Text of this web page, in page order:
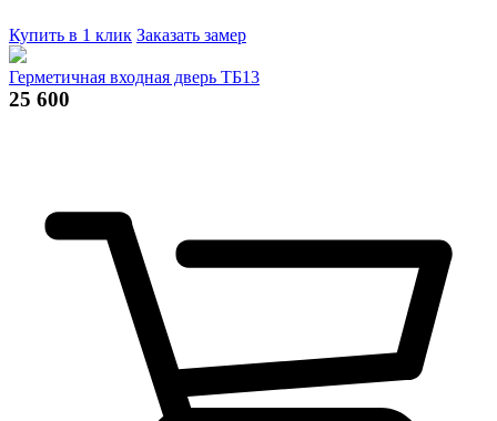
Купить в 1 клик Заказать замер
Герметичная входная дверь ТБ13
25 600